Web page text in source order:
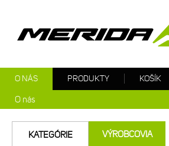
KATEGÓRIE VÝROBCOVIA
O NÁS
O nás
PRODUKTY KOŠÍK